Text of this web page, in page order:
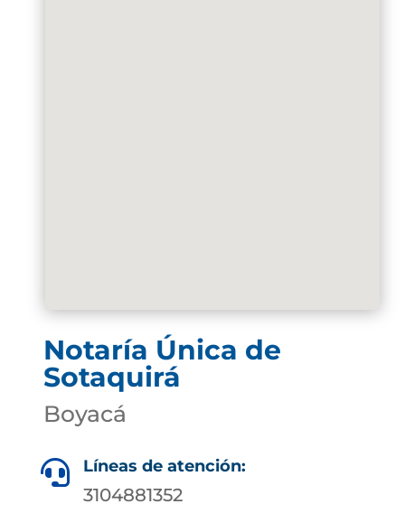
Notaría Única de
Sotaquirá
Boyacá
 Líneas de atención:
3104881352